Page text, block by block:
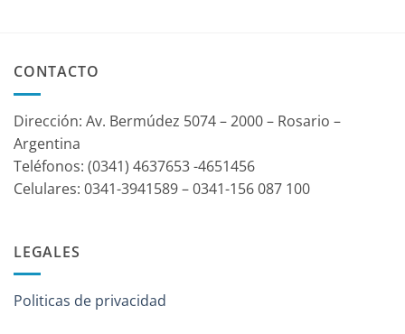
CONTACTO
Dirección: Av. Bermúdez 5074 – 2000 – Rosario –
Argentina
Teléfonos: (0341) 4637653 -4651456
Celulares: 0341-3941589 – 0341-156 087 100
LEGALES
Politicas de privacidad